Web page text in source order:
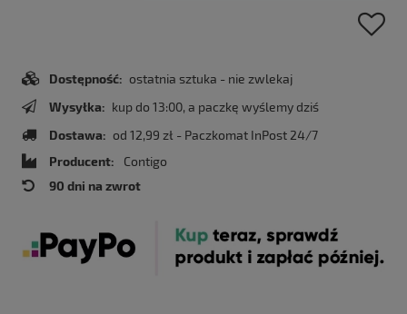
Dostępność: ostatnia sztuka - nie zwlekaj
Wysyłka: kup do 13:00, a paczkę wyślemy dziś
Dostawa: od 12,99 zł - Paczkomat InPost 24/7
Producent:
Contigo
90 dni na zwrot